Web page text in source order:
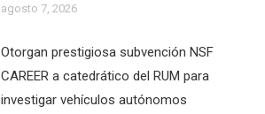
agosto 7, 2026
Otorgan prestigiosa subvención NSF
CAREER a catedrático del RUM para
investigar vehículos autónomos